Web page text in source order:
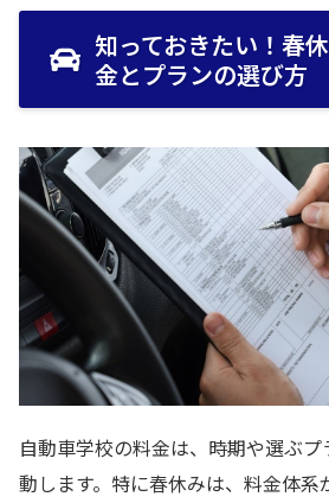
知っておきたい！春
金とプランの選び方
自動車学校の料金は、時期や選ぶ
動します。特に春休みは、料金体